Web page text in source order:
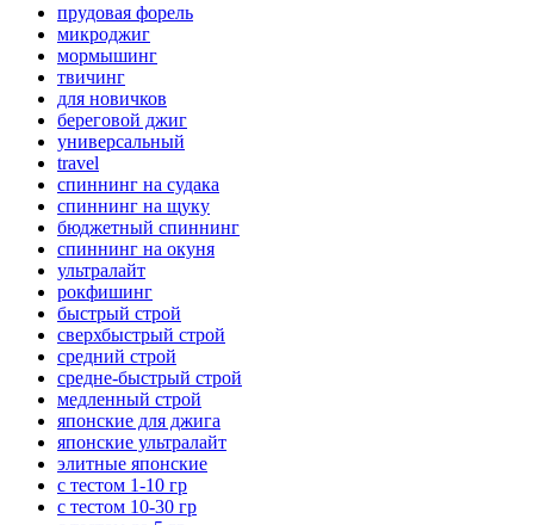
прудовая форель
микроджиг
мормышинг
твичинг
для новичков
береговой джиг
универсальный
travel
спиннинг на судака
спиннинг на щуку
бюджетный спиннинг
спиннинг на окуня
ультралайт
рокфишинг
быстрый строй
сверхбыстрый строй
средний строй
средне-быстрый строй
медленный строй
японские для джига
японские ультралайт
элитные японские
с тестом 1-10 гр
с тестом 10-30 гр